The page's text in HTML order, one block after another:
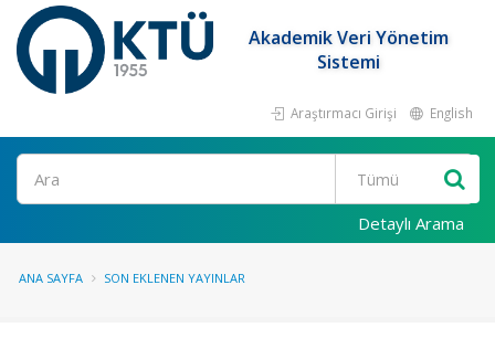
Akademik Veri Yönetim
Sistemi
Araştırmacı Girişi English
Ara
Detaylı Arama
ANA SAYFA SON EKLENEN YAYINLAR